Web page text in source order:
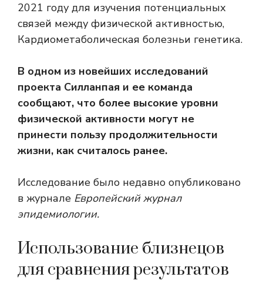
2021 году для изучения потенциальных
связей между физической активностью,
Кардиометаболическая болезньи генетика.
В одном из новейших исследований
проекта Силланпая и ее команда
сообщают, что более высокие уровни
физической активности могут не
принести пользу продолжительности
жизни, как считалось ранее.
Исследование было недавно опубликовано
в журнале Европейский журнал
эпидемиологии.
Использование близнецов
для сравнения результатов